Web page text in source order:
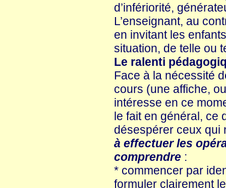
d’infériorité,
L’enseignant, au
en invitant les
situation, de telle ou
Le ralenti
Face à la nécessité
cours (une affiche,
intéresse en ce
le fait en général, ce
désespérer ceux qui
à effectuer les
comprendre:
* commencer par
formuler clairement